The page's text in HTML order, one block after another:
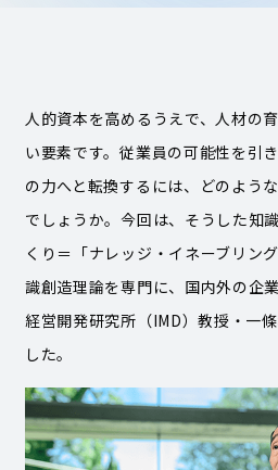
人的資本を高めるうえで、人材の
い要素です。従業員の可能性を引
の力へと転換するには、どのよう
でしょうか。今回は、そうした知
くり＝「ナレッジ・イネーブリン
識創造理論を専門に、国内外の企
経営開発研究所（IMD）教授・一
した。